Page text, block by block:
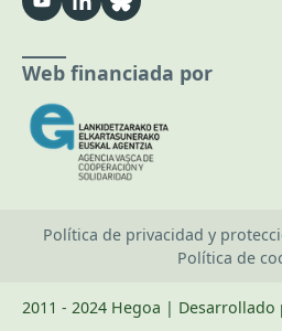
Web financiada por
Política de privacidad y
Política de
2011 - 2024 Hegoa | Desarrollado